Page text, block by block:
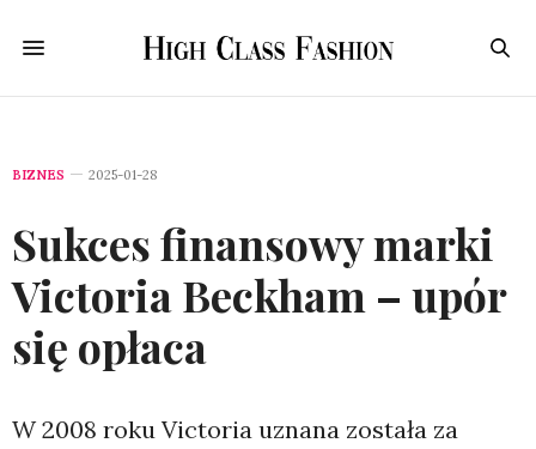
BIZNES 2025-01-28
Sukces finansowy marki
Victoria Beckham – upór
się opłaca
W 2008 roku Victoria uznana została za